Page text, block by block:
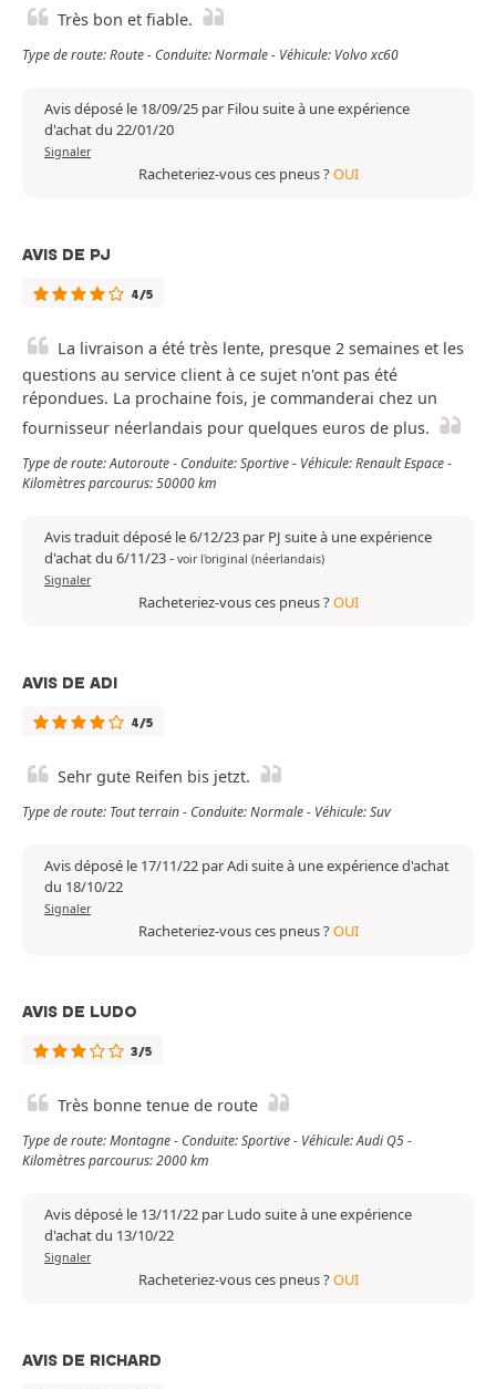
Très bon et fiable.
Type de route: Route - Conduite: Normale - Véhicule: Volvo xc60
Avis déposé le 18/09/25 par Filou suite à une expérience
d'achat du 22/01/20
Signaler
Racheteriez-vous ces pneus ?OUI
AVIS DE PJ
4/5
La livraison a été très lente, presque 2 semaines et les
questions au service client à ce sujet n'ont pas été
répondues. La prochaine fois, je commanderai chez un
fournisseur néerlandais pour quelques euros de plus.
Type de route: Autoroute - Conduite: Sportive - Véhicule: Renault Espace -
Kilomètres parcourus: 50000 km
Avis traduit déposé le 6/12/23 par PJ suite à une expérience
d'achat du 6/11/23- voir l'original (néerlandais)
Signaler
Racheteriez-vous ces pneus ?OUI
AVIS DE ADI
4/5
Sehr gute Reifen bis jetzt.
Type de route: Tout terrain - Conduite: Normale - Véhicule: Suv
Avis déposé le 17/11/22 par Adi suite à une expérience d'achat
du 18/10/22
Signaler
Racheteriez-vous ces pneus ?OUI
AVIS DE LUDO
3/5
Très bonne tenue de route
Type de route: Montagne - Conduite: Sportive - Véhicule: Audi Q5 -
Kilomètres parcourus: 2000 km
Avis déposé le 13/11/22 par Ludo suite à une expérience
d'achat du 13/10/22
Signaler
Racheteriez-vous ces pneus ?OUI
AVIS DE RICHARD